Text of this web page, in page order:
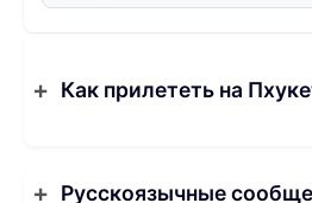
Как прилететь на
Русскоязычные